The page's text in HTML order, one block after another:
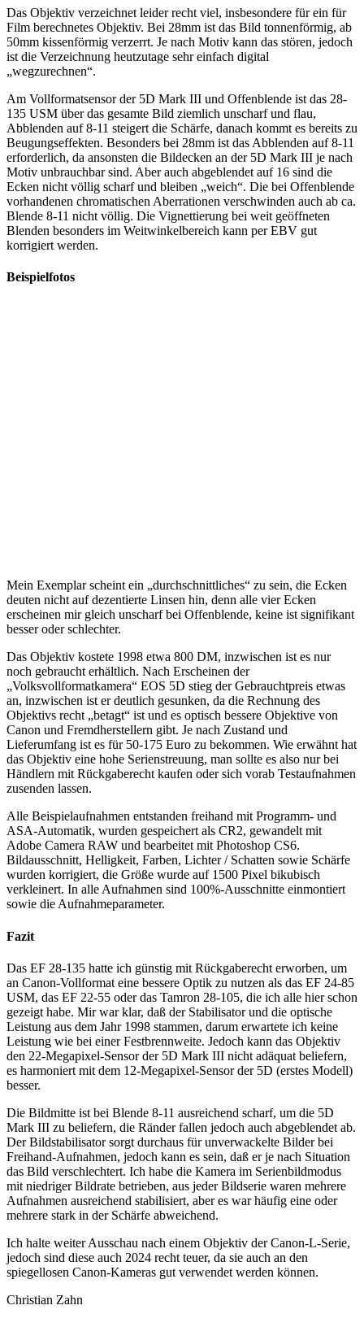
Das Objektiv verzeichnet leider recht viel, insbesondere für ein für
Film berechnetes Objektiv. Bei 28mm ist das Bild tonnenförmig, ab
50mm kissenförmig verzerrt. Je nach Motiv kann das stören, jedoch
ist die Verzeichnung heutzutage sehr einfach digital
„wegzurechnen“.
Am Vollformatsensor der 5D Mark III und Offenblende ist das 28-
135 USM über das gesamte Bild ziemlich unscharf und flau,
Abblenden auf 8-11 steigert die Schärfe, danach kommt es bereits zu
Beugungseffekten. Besonders bei 28mm ist das Abblenden auf 8-11
erforderlich, da ansonsten die Bildecken an der 5D Mark III je nach
Motiv unbrauchbar sind. Aber auch abgeblendet auf 16 sind die
Ecken nicht völlig scharf und bleiben „weich“. Die bei Offenblende
vorhandenen chromatischen Aberrationen verschwinden auch ab ca.
Blende 8-11 nicht völlig. Die Vignettierung bei weit geöffneten
Blenden besonders im Weitwinkelbereich kann per EBV gut
korrigiert werden.
Beispielfotos
Mein Exemplar scheint ein „durchschnittliches“ zu sein, die Ecken
deuten nicht auf dezentierte Linsen hin, denn alle vier Ecken
erscheinen mir gleich unscharf bei Offenblende, keine ist signifikant
besser oder schlechter.
Das Objektiv kostete 1998 etwa 800 DM, inzwischen ist es nur
noch gebraucht erhältlich. Nach Erscheinen der
„Volksvollformatkamera“ EOS 5D stieg der Gebrauchtpreis etwas
an, inzwischen ist er deutlich gesunken, da die Rechnung des
Objektivs recht „betagt“ ist und es optisch bessere Objektive von
Canon und Fremdherstellern gibt. Je nach Zustand und
Lieferumfang ist es für 50-175 Euro zu bekommen. Wie erwähnt hat
das Objektiv eine hohe Serienstreuung, man sollte es also nur bei
Händlern mit Rückgaberecht kaufen oder sich vorab Testaufnahmen
zusenden lassen.
Alle Beispielaufnahmen entstanden freihand mit Programm- und
ASA-Automatik, wurden gespeichert als CR2, gewandelt mit
Adobe Camera RAW und bearbeitet mit Photoshop CS6.
Bildausschnitt, Helligkeit, Farben, Lichter / Schatten sowie Schärfe
wurden korrigiert, die Größe wurde auf 1500 Pixel bikubisch
verkleinert. In alle Aufnahmen sind 100%-Ausschnitte einmontiert
sowie die Aufnahmeparameter.
Fazit
Das EF 28-135 hatte ich günstig mit Rückgaberecht erworben, um
an Canon-Vollformat eine bessere Optik zu nutzen als das EF 24-85
USM, das EF 22-55 oder das Tamron 28-105, die ich alle hier schon
gezeigt habe. Mir war klar, daß der Stabilisator und die optische
Leistung aus dem Jahr 1998 stammen, darum erwartete ich keine
Leistung wie bei einer Festbrennweite. Jedoch kann das Objektiv
den 22-Megapixel-Sensor der 5D Mark III nicht adäquat beliefern,
es harmoniert mit dem 12-Megapixel-Sensor der 5D (erstes Modell)
besser.
Die Bildmitte ist bei Blende 8-11 ausreichend scharf, um die 5D
Mark III zu beliefern, die Ränder fallen jedoch auch abgeblendet ab.
Der Bildstabilisator sorgt durchaus für unverwackelte Bilder bei
Freihand-Aufnahmen, jedoch kann es sein, daß er je nach Situation
das Bild verschlechtert. Ich habe die Kamera im Serienbildmodus
mit niedriger Bildrate betrieben, aus jeder Bildserie waren mehrere
Aufnahmen ausreichend stabilisiert, aber es war häufig eine oder
mehrere stark in der Schärfe abweichend.
Ich halte weiter Ausschau nach einem Objektiv der Canon-L-Serie,
jedoch sind diese auch 2024 recht teuer, da sie auch an den
spiegellosen Canon-Kameras gut verwendet werden können.
Christian Zahn